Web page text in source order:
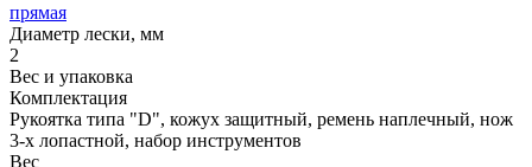
прямая
Диаметр лески, мм
2
Вес и упаковка
Комплектация
Рукоятка типа "D", кожуx защитный, ремень наплечный, нож
3-х лопастной, набор инструментов
Вес